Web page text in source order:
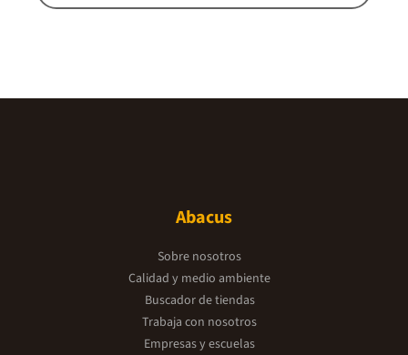
Abacus
Sobre nosotros
Calidad y medio ambiente
Buscador de tiendas
Trabaja con nosotros
Empresas y escuelas